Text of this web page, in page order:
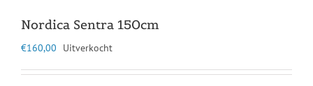
Nordica Sentra 150cm
€160,00 Uitverkocht